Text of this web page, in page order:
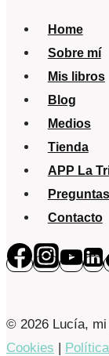
Home
Sobre mí
Mis libros
Blog
Medios
Tienda
APP La
Contacto
© 2026 Lucía, mi
Cookies |